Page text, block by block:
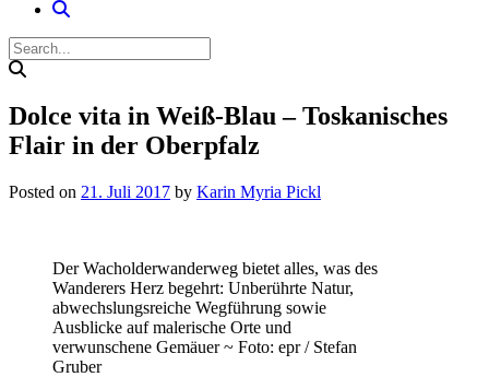
Dolce vita in Weiß-Blau – Toskanisches
Flair in der Oberpfalz
Posted on 21. Juli 2017 by Karin Myria Pickl
Der Wacholderwanderweg bietet alles, was des
Wanderers Herz begehrt: Unberührte Natur,
abwechslungsreiche Wegführung sowie
Ausblicke auf malerische Orte und
verwunschene Gemäuer ~ Foto: epr / Stefan
Gruber